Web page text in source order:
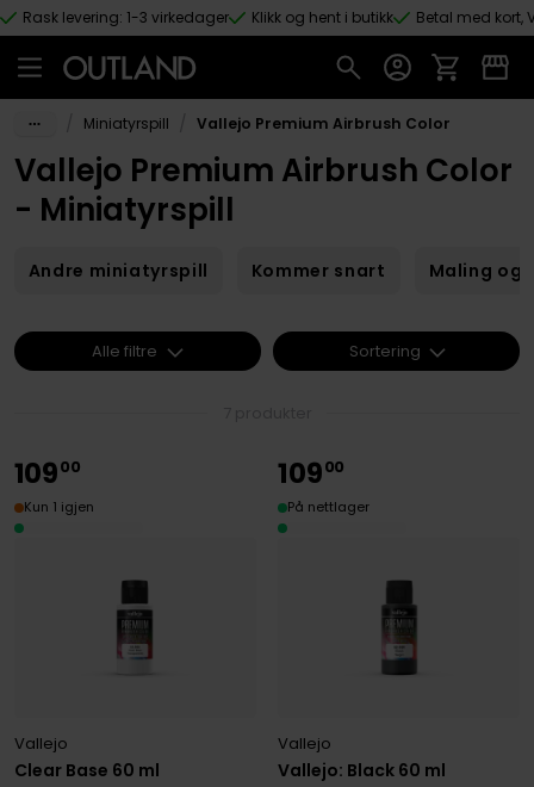
Hopp til hovedinnhold
Rask levering: 1-3 virkedager Klikk og hent i butikk Betal med kort,
Miniatyrspill Vallejo Premium Airbrush Color
Vallejo Premium Airbrush Color
- Miniatyrspill
Andre miniatyrspill Kommer snart Maling og
Clear Base 60 ml
Vallejo
10900
Kun 1 igjen
Vallejo: Black 60 ml
Vallejo
10900
På nettlager
Alle filtre Sortering